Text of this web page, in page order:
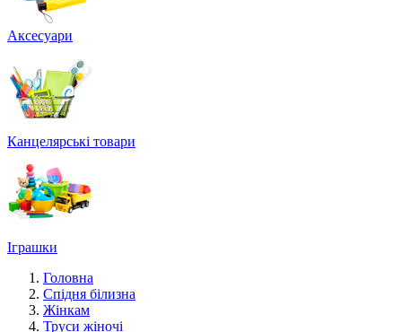
Аксесуари
Канцелярські товари
Іграшки
Головна
Спідня білизна
Жінкам
Труси жіночі